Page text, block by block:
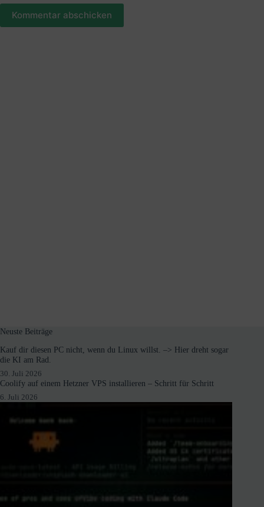
Kommentar abschicken
Neuste Beiträge
Kauf dir diesen PC nicht, wenn du Linux willst. –> Hier dreht sogar
die KI am Rad.
30. Juli 2026
Coolify auf einem Hetzner VPS installieren – Schritt für Schritt
6. Juli 2026